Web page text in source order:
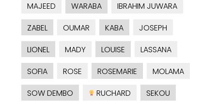
MAJEED
WARABA
IBRAHIM JUWARA
ZABEL
OUMAR KABA
JOSEPH
LIONEL
MADY LOUISE
LASSANA
SOFIA
ROSE ROSEMARIE
MOLAMA
SOW DEMBO
RUCHARD
SEKOU